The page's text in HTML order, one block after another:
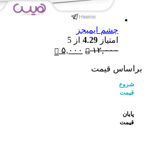
چشم ایمیجز
امتیاز 4.29 از 5
۱۲,۰۰۰
Original
۵,۰۰۰
براساس قیمت
شروع
قیمت
پایان
قیمت